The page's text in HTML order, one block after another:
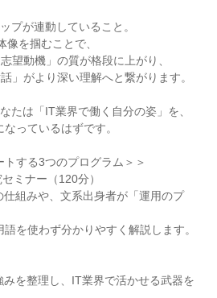
プが連動していること。
を掴むことで、
望動機」の質が格段に上がり、
」がより深い理解へと繋がります。
たは「IT業界で働く自分の姿」を、
っているはずです。
する3つのプログラム＞＞
ミナー（120分）
仕組みや、文系出身者が「運用のプ
を使わず分かりやすく解説します。
を整理し、IT業界で活かせる武器を